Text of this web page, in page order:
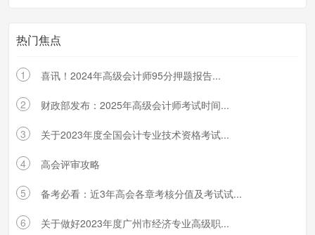
热门焦点
1 喜讯！2024年高级会计师95分押题报告...
2 财政部发布：2025年高级会计师考试时间...
3 关于2023年度全国会计专业技术资格考试...
4 高会评审攻略
5 备考必看：近3年高会各章考核分值及考试试...
6 关于做好2023年度广州市经济专业高级职...